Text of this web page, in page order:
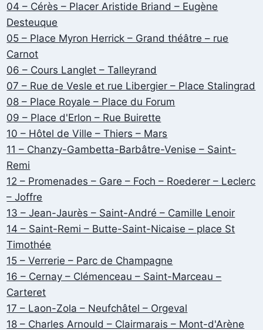
04 – Cérès – Placer Aristide Briand – Eugène
Desteuque
05 – Place Myron Herrick – Grand théâtre – rue
Carnot
06 – Cours Langlet – Talleyrand
07 – Rue de Vesle et rue Libergier – Place Stalingrad
08 – Place Royale – Place du Forum
09 – Place d'Erlon – Rue Buirette
10 – Hôtel de Ville – Thiers – Mars
11 – Chanzy-Gambetta-Barbâtre-Venise – Saint-
Remi
12 – Promenades – Gare – Foch – Roederer – Leclerc
– Joffre
13 – Jean-Jaurès – Saint-André – Camille Lenoir
14 – Saint-Remi – Butte-Saint-Nicaise – place St
Timothée
15 – Verrerie – Parc de Champagne
16 – Cernay – Clémenceau – Saint-Marceau –
Carteret
17 – Laon-Zola – Neufchâtel – Orgeval
18 – Charles Arnould – Clairmarais – Mont-d'Arène